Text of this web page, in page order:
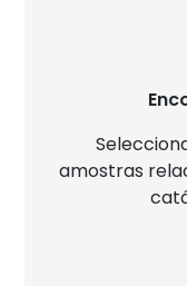
amostras